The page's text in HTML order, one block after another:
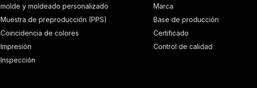
molde y moldeado personalizado
Muestra de preproducción (PPS)
Coincidencia de colores
Impresión
Inspección
Marca
Base de producción
Certificado
Control de calidad